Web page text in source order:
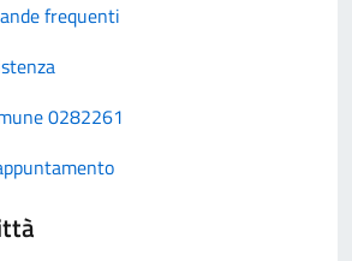
frequenti
0282261